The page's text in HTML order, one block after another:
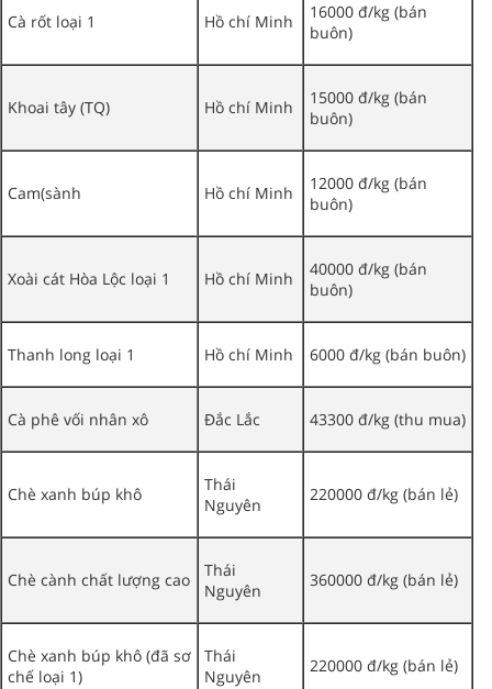
Cà rốt loại 1 Hồ chí Minh
16000 đ/kg (bán
buôn)
Khoai tây (TQ) Hồ chí Minh
15000 đ/kg (bán
buôn)
Cam(sành Hồ chí Minh
12000 đ/kg (bán
buôn)
Xoài cát Hòa Lộc loại 1 Hồ chí Minh
40000 đ/kg (bán
buôn)
Thanh long loại 1 Hồ chí Minh 6000 đ/kg (bán buôn)
Cà phê vối nhân xô Đắc Lắc 43300 đ/kg (thu mua)
Chè xanh búp khô
Thái
Nguyên
220000 đ/kg (bán lẻ)
Chè cành chất lượng cao
Thái
Nguyên
360000 đ/kg (bán lẻ)
Chè xanh búp khô (đã sơ
chế loại 1)
Thái
Nguyên
220000 đ/kg (bán lẻ)